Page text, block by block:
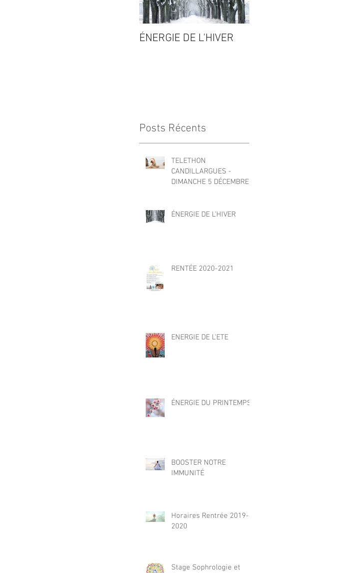
ÉNERGIE DE L'HIVER
Posts Récents
TELETHON
CANDILLARGUES -
DIMANCHE 5 DÉCEMBRE
ÉNERGIE DE L'HIVER
RENTÉE 2020-2021
ENERGIE DE L'ETE
ÉNERGIE DU PRINTEMPS
BOOSTER NOTRE
IMMUNITÉ
Horaires Rentrée 2019-
2020
Stage Sophrologie et